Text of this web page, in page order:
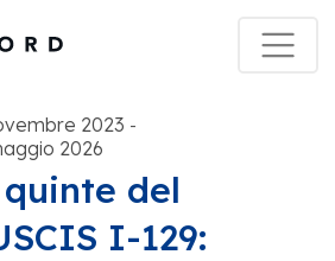
2023 -
2026
del
I-129: